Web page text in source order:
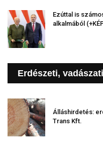
Ezúttal is
alkalmából
Erdészeti,
Álláshirdetés:
Trans Kft.